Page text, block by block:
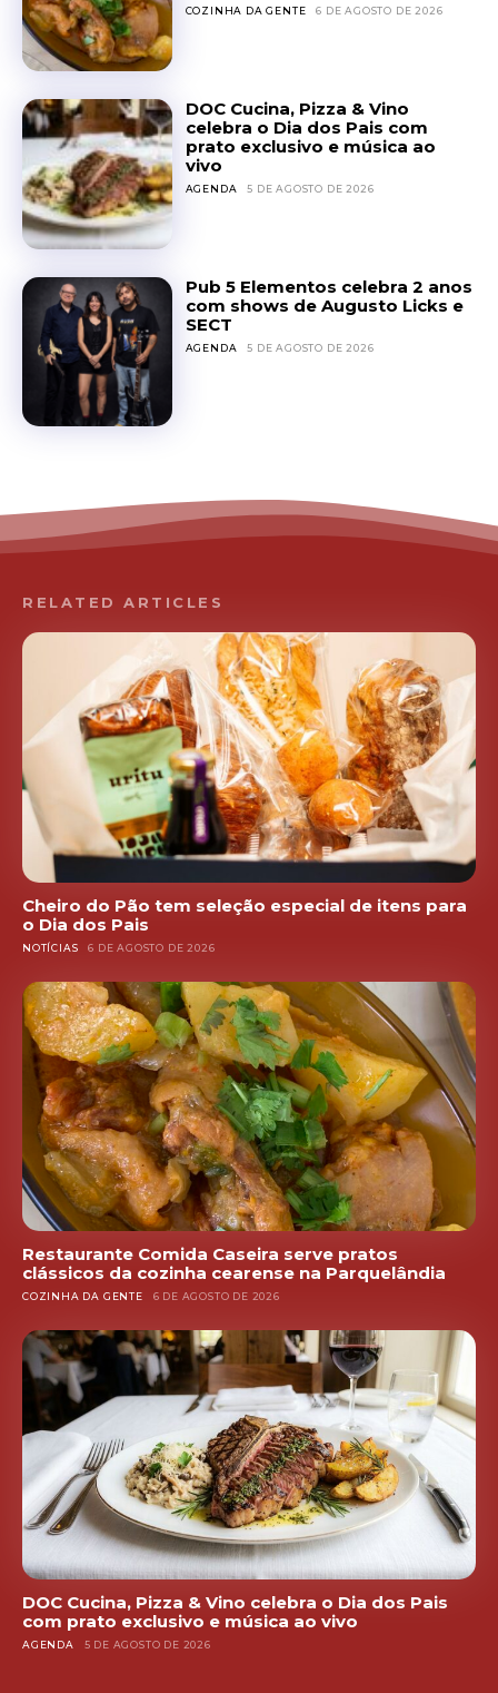
COZINHA DA GENTE 6 DE AGOSTO DE 2026
DOC Cucina, Pizza & Vino
celebra o Dia dos Pais com
prato exclusivo e música ao
vivo
AGENDA 5 DE AGOSTO DE 2026
Pub 5 Elementos celebra 2 anos
com shows de Augusto Licks e
SECT
AGENDA 5 DE AGOSTO DE 2026
RELATED ARTICLES
Cheiro do Pão tem seleção especial de itens para
o Dia dos Pais
NOTÍCIAS 6 DE AGOSTO DE 2026
Restaurante Comida Caseira serve pratos
clássicos da cozinha cearense na Parquelândia
COZINHA DA GENTE 6 DE AGOSTO DE 2026
DOC Cucina, Pizza & Vino celebra o Dia dos Pais
com prato exclusivo e música ao vivo
AGENDA 5 DE AGOSTO DE 2026